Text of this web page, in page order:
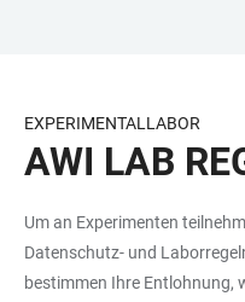
BARRIEREFREIHEIT
EXPERIMENTALLABOR
AWI LAB
Um an Experimenten
Datenschutz- und
bestimmen Ihre Entlohnung,